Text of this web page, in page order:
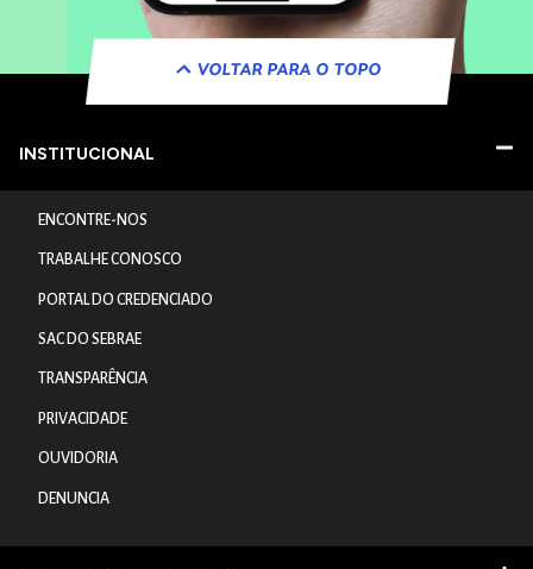
VOLTAR PARA O TOPO
INSTITUCIONAL
ENCONTRE-NOS
TRABALHE CONOSCO
PORTAL DO CREDENCIADO
SAC DO SEBRAE
TRANSPARÊNCIA
PRIVACIDADE
OUVIDORIA
DENUNCIA